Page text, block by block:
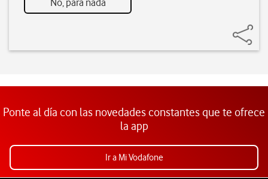
No, para nada
Ponte al día con las novedades constantes que te ofrece
la app
Ir a Mi Vodafone